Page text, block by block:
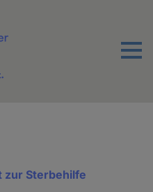
Menu
zur Sterbehilfe